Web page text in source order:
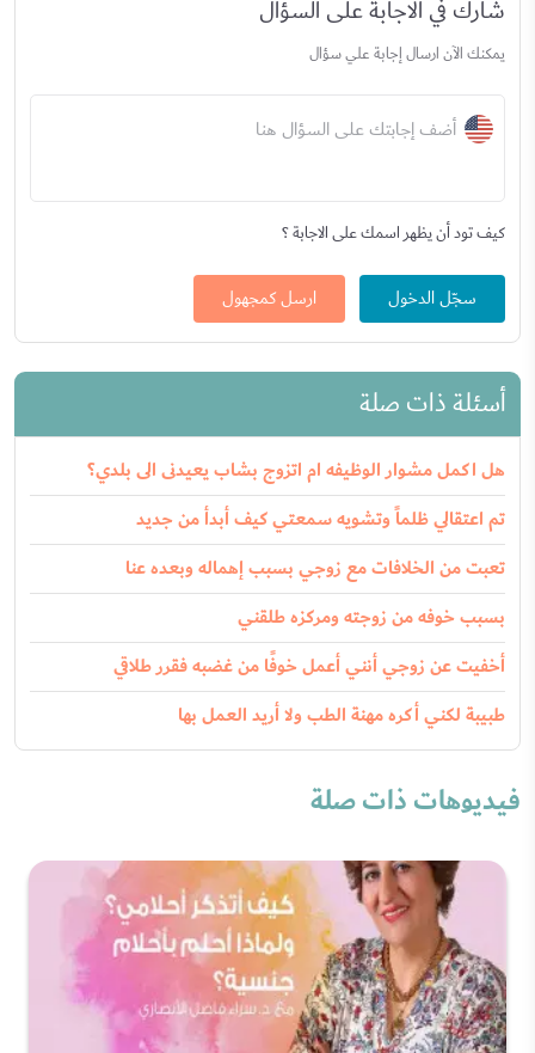
شارك في الاجابة على السؤال
يمكنك الآن ارسال إجابة علي سؤال
أضف إجابتك على السؤال هنا
كيف تود أن يظهر اسمك على الاجابة ؟
سجّل الدخول ارسل كمجهول
أسئلة ذات صلة
هل اكمل مشوار الوظيفه ام اتزوج بشاب يعيدنى الى بلدي؟
تم اعتقالي ظلماً وتشويه سمعتي كيف أبدأ من جديد
تعبت من الخلافات مع زوجي بسبب إهماله وبعده عنا
بسبب خوفه من زوجته ومركزه طلقني
أخفيت عن زوجي أنني أعمل خوفًا من غضبه فقرر طلاقي
طبيبة لكني أكره مهنة الطب ولا أريد العمل بها
فيديوهات ذات صلة